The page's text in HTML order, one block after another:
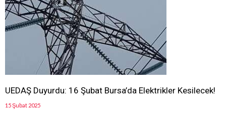
UEDAŞ Duyurdu: 16 Şubat Bursa’da Elektrikler Kesilecek!
15 Şubat 2025